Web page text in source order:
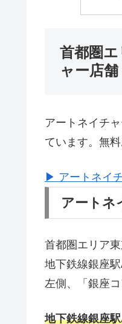
首都圏
ャー店
アートネイチ
ています。無
▶ アートネイ
アートネ
首都圏エリア
地下鉄線銀座
左側、「銀座
地下鉄線銀座